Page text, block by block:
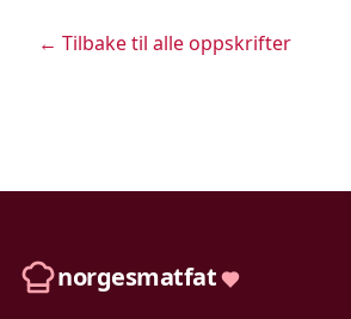
← Tilbake til alle oppskrifter
norgesmatfat